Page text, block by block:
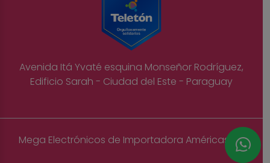
Avenida Itá Yvaté esquina Monseñor Rodríguez,
Edificio Sarah - Ciudad del Este - Paraguay
Mega Electrónicos de Importadora Américas S.A